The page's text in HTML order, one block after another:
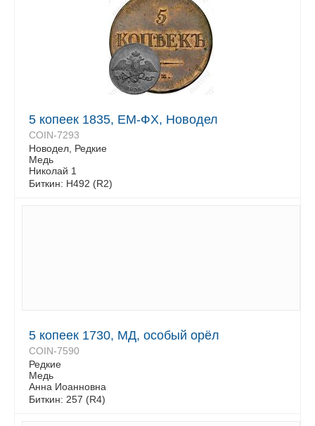
5 копеек 1835, ЕМ-ФХ, Новодел
COIN-7293
Новодел, Редкие
Медь
Николай 1
Биткин: Н492 (R2)
5 копеек 1730, МД, особый орёл
COIN-7590
Редкие
Медь
Анна Иоанновна
Биткин: 257 (R4)